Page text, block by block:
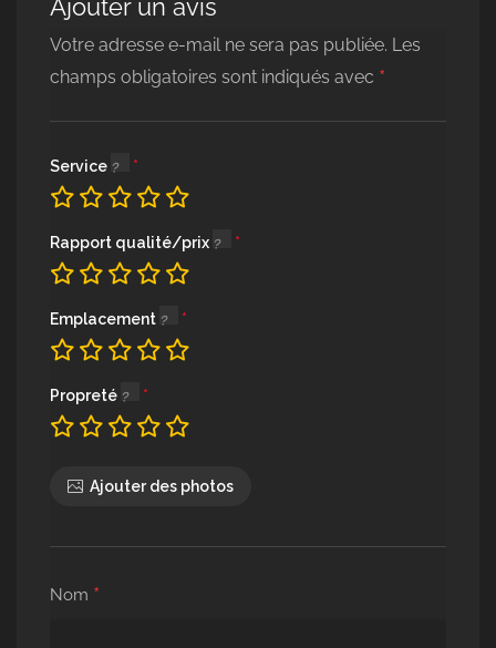
Ajouter un avis
Votre adresse e-mail ne sera pas publiée. Les
champs obligatoires sont indiqués avec *
Service
Rapport qualité/prix
Emplacement
Propreté
Ajouter des photos
Nom *